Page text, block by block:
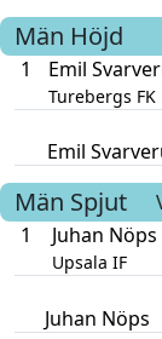
Män Höjd
1
Emil
Turebergs FK
Emil
Män Spjut
1
Juhan Nöps
Upsala IF
Juhan Nöps